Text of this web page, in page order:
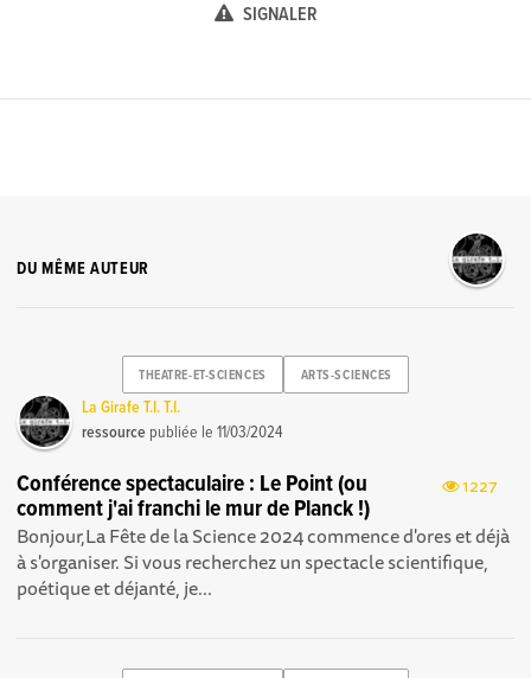
SIGNALER
DU MÊME AUTEUR
THEATRE-ET-SCIENCES ARTS-SCIENCES
La Girafe T.I. T.I.
ressource publiée le11/03/2024
1227
Conférence spectaculaire : Le Point (ou
comment j'ai franchi le mur de Planck !)
Bonjour, La Fête de la Science 2024 commence d'ores et déjà
à s'organiser. Si vous recherchez un spectacle scientifique,
poétique et déjanté, je...